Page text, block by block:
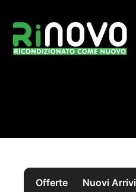
contenuto
Offerte Nuovi Arrivi